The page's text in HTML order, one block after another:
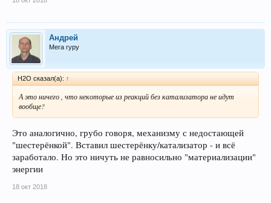
Андрей
Мега гуру
H2O сказал(а): ↑
А это ничего , что некоторые из реакций без катализатора не идут
вообще?
Это аналогично, грубо говоря, механизму с недостающей
"шестерёнкой". Вставил шестерёнку/катализатор - и всё
заработало. Но это ничуть не равносильно "материализации"
энергии
18 окт 2018